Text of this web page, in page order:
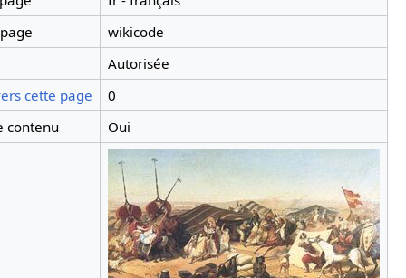
wikicode
Autorisée
cette page
0
contenu
Oui